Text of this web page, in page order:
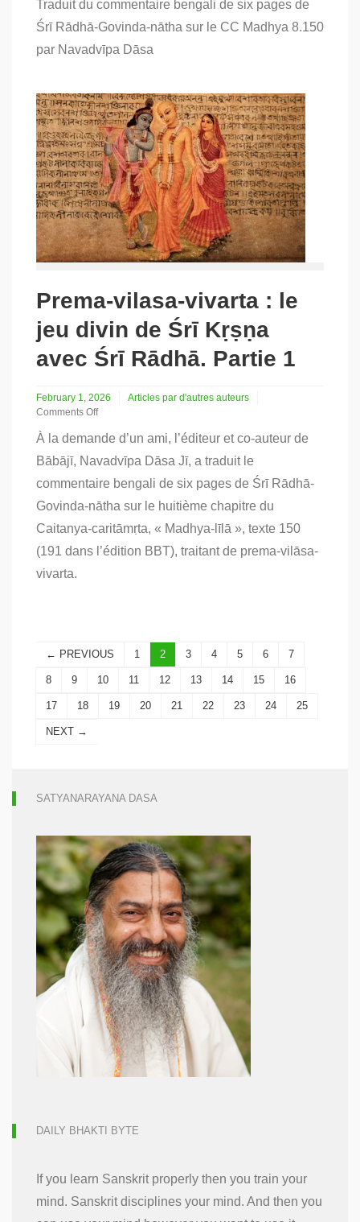
Prema-
vilasa-
vivarta
:
divin
de
Śrī
Kṛṣṇa
avec
Śrī
Rādhā.
Partie
2
Traduit du commentaire bengali de six pages de
Śrī Rādhā-Govinda-nātha sur le CC Madhya 8.150
par Navadvīpa Dāsa
Prema-vilasa-vivarta : le
jeu divin de Śrī Kṛṣṇa
avec Śrī Rādhā. Partie 1
February 1, 2026
Articles par d'autres auteurs
Comments Off
Prema-
vilasa-
vivarta
:
jeu
divin
Śrī
Kṛṣṇa
À la demande d’un ami, l’éditeur et co-auteur de
Bābājī, Navadvīpa Dāsa Jī, a traduit le
commentaire bengali de six pages de Śrī Rādhā-
Govinda-nātha sur le huitième chapitre du
Caitanya-caritāmṛta, « Madhya-līlā », texte 150
(191 dans l’édition BBT), traitant de prema-vilāsa-
vivarta.
← PREVIOUS 1 2 3 4 5 6 7
8 9 10 11 12 13 14 15 16
17 18 19 20 21 22 23 24 25
NEXT →
SATYANARAYANA DASA
DAILY BHAKTI BYTE
If you learn Sanskrit properly then you train your
mind. Sanskrit disciplines your mind. And then you